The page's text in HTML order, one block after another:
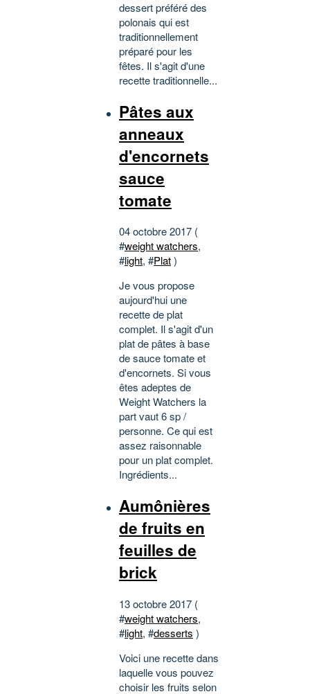
dessert préféré des
polonais qui est
traditionnellement
préparé pour les
fêtes. Il s'agit d'une
recette traditionnelle...
Pâtes aux
anneaux
d'encornets
sauce
tomate
04 octobre 2017 (
#weight watchers,
#light, #Plat)
Je vous propose
aujourd'hui une
recette de plat
complet. Il s'agit d'un
plat de pâtes à base
de sauce tomate et
d'encornets. Si vous
êtes adeptes de
Weight Watchers la
part vaut 6 sp /
personne. Ce qui est
assez raisonnable
pour un plat complet.
Ingrédients...
Aumônières
de fruits en
feuilles de
brick
13 octobre 2017 (
#weight watchers,
#light, #desserts )
Voici une recette dans
laquelle vous pouvez
choisir les fruits selon